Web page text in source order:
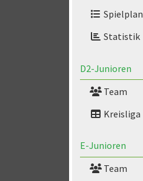
Spielplan
Statistik
D2-Junioren
Team
Kreisliga
E-Junioren
Team